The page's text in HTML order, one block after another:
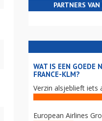
PARTNERS
WAT IS EEN GOEDE
FRANCE-KLM?
Verzin alsjeblieft iets
European Airlines